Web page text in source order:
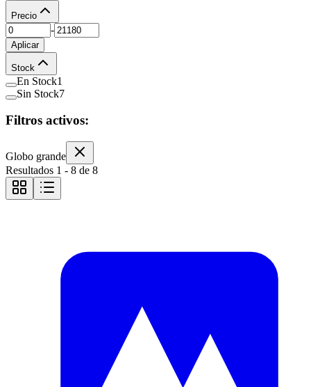
Precio
-
Aplicar
Stock
En Stock1
Sin Stock7
Filtros activos:
Globo grande
Resultados 1 - 8 de 8